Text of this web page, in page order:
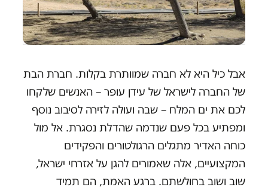
אבל כיל היא לא חברה שמוותרת בקלות. חברת הבת
של החברה לישראל של עידן עופר – האנשים שלקחו
לכם את ים המלח – שבה ועולה לזירה לסיבוב נוסף
ומפתיע בכל פעם שנדמה שהדלת נסגרת. אל מול
כוחה האדיר מתגלים הרגולטורים והפקידים
המקצועיים, אלה שאמורים להגן על אזרחי ישראל,
שוב ושוב בחולשתם. ברגע האמת, הם תמיד